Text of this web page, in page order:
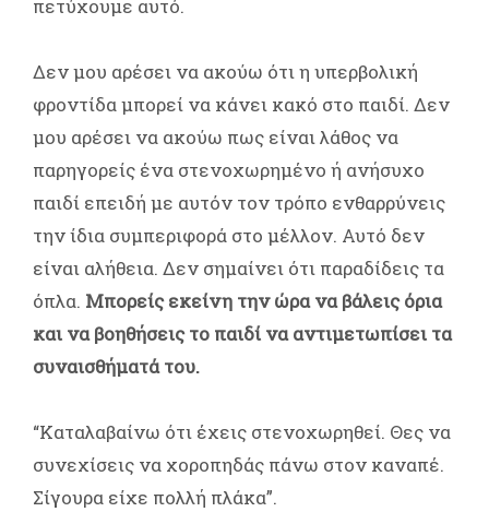
πετύχουμε αυτό.
Δεν μου αρέσει να ακούω ότι η υπερβολική
φροντίδα μπορεί να κάνει κακό στο παιδί. Δεν
μου αρέσει να ακούω πως είναι λάθος να
παρηγορείς ένα στενοχωρημένο ή ανήσυχο
παιδί επειδή με αυτόν τον τρόπο ενθαρρύνεις
την ίδια συμπεριφορά στο μέλλον. Αυτό δεν
είναι αλήθεια. Δεν σημαίνει ότι παραδίδεις τα
όπλα. Μπορείς εκείνη την ώρα να βάλεις όρια
και να βοηθήσεις το παιδί να αντιμετωπίσει τα
συναισθήματά του.
“Καταλαβαίνω ότι έχεις στενοχωρηθεί. Θες να
συνεχίσεις να χοροπηδάς πάνω στον καναπέ.
Σίγουρα είχε πολλή πλάκα”.